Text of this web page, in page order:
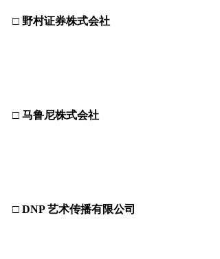
□ 野村证券株式会社
□ 马鲁尼株式会社
□ DNP 艺术传播有限公司